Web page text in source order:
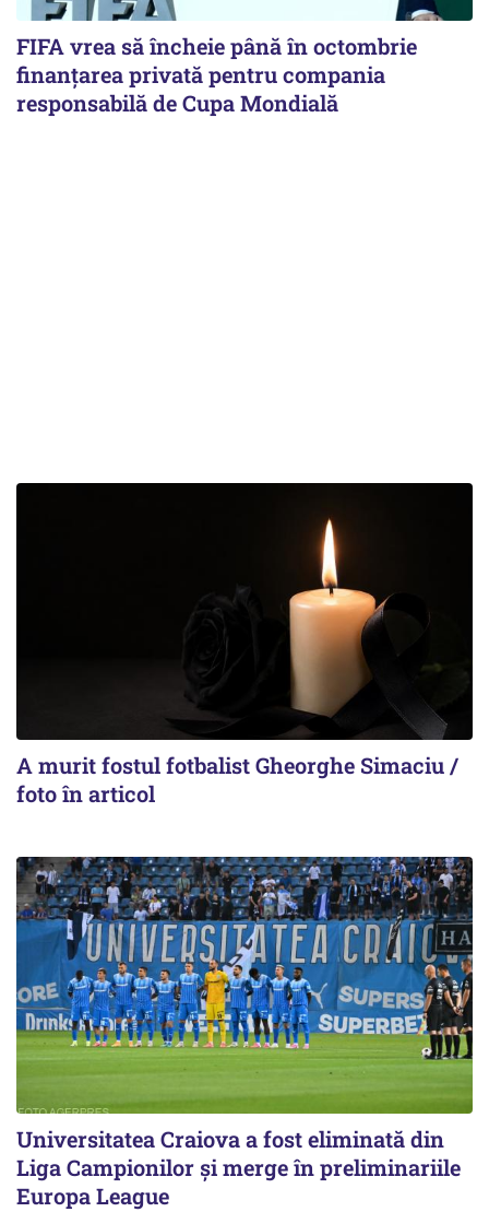
FIFA vrea să încheie până în octombrie
finanțarea privată pentru compania
responsabilă de Cupa Mondială
A murit fostul fotbalist Gheorghe Simaciu /
foto în articol
Universitatea Craiova a fost eliminată din
Liga Campionilor şi merge în preliminariile
Europa League